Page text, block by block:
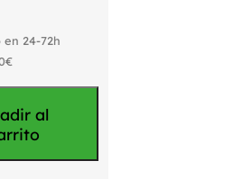
24-72h
al